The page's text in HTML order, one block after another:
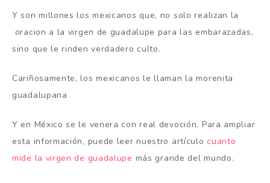
Y son millones los mexicanos que, no solo realizan la
oracion a la virgen de guadalupe para las embarazadas,
sino que le rinden verdadero culto.
Cariñosamente, los mexicanos le llaman la morenita
guadalupana
Y en México se le venera con real devoción. Para ampliar
esta información, puede leer nuestro artículo cuanto
mide la virgen de guadalupe más grande del mundo.